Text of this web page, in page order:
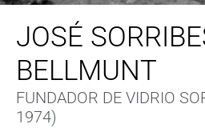
JOSÉ
BELLMUNT
FUNDADOR DE VIDRIO
1974)